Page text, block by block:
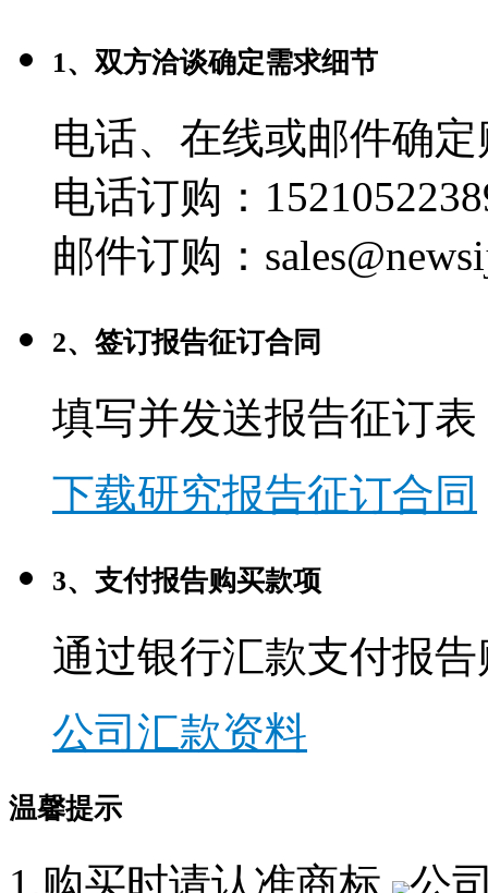
1、双方洽谈确定需求细节
电话、在线或邮件确
电话订购：
邮件订购：
2、签订报告征订合同
填写并发送报告征订表
下载研究报告征订合同
3、支付报告购买款项
通过银行汇款支付报
公司汇款资料
温馨提示